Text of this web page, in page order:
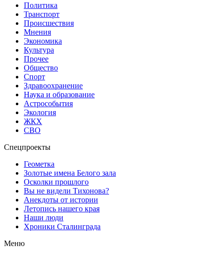
Политика
Транспорт
Происшествия
Мнения
Экономика
Культура
Прочее
Общество
Спорт
Здравоохранение
Наука и образование
Астрособытия
Экология
ЖКХ
СВО
Спецпроекты
Геометка
Золотые имена Белого зала
Осколки прошлого
Вы не видели Тихонова?
Анекдоты от истории
Летопись нашего края
Наши люди
Хроники Сталинграда
Меню